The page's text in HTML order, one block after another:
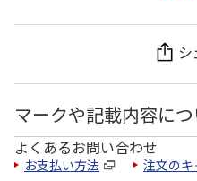
マークや記載内容につ
よくあるお問い合わせ
お支払い方法 注文のキ